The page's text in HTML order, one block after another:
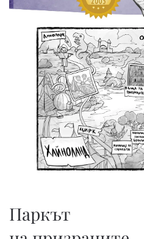
Паркът